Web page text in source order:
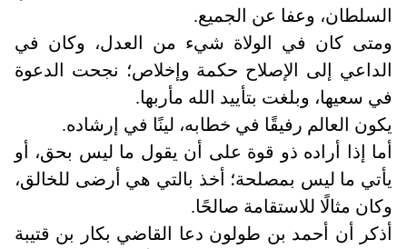
السلطان، وعفا عن الجميع.
ومتى كان في الولاة شيء من العدل، وكان في
الداعي إلى الإصلاح حكمة وإخلاص؛ نجحت الدعوة
في سعيها، وبلغت بتأييد الله مأربها.
يكون العالم رفيقًا في خطابه، لينًا في إرشاده.
أما إذا أراده ذو قوة على أن يقول ما ليس بحق، أو
يأتي ما ليس بمصلحة؛ أخذ بالتي هي أرضى للخالق،
وكان مثالًا للاستقامة صالحًا.
أذكر أن أحمد بن طولون دعا القاضي بكار بن قتيبة